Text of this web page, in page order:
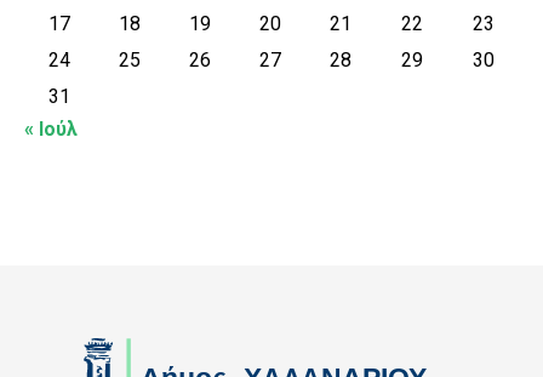
17
18 19 20 21 22
23
24
25 26 27 28 29
30
31
« Ιούλ